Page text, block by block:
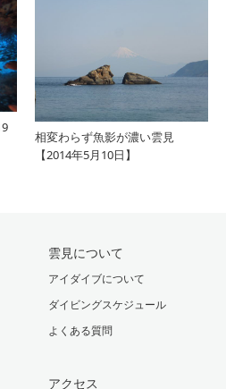
相変わらず魚影が濃い雲見
【2014年5月10日】
雲見について
アイダイブについて
ダイビングスケジュール
よくある質問
アクセス